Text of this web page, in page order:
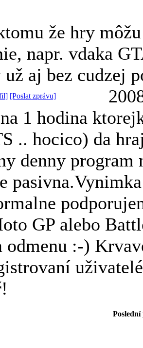
že hry
napr. vdaka
už aj bez cudzej
[Poslat zprávu]
1 hodina
.. hocico) da
denny program
GP alebo
odmenu :-)